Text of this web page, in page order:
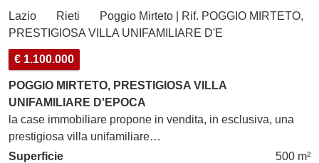
Lazio Rieti
Poggio Mirteto | Rif. POGGIO MIRTETO,
PRESTIGIOSA VILLA UNIFAMILIARE D'E
€ 1.100.000
POGGIO MIRTETO, PRESTIGIOSA VILLA
UNIFAMILIARE D'EPOCA
la case immobiliare propone in vendita, in esclusiva, una
prestigiosa villa unifamiliare…
Superficie
500 m²